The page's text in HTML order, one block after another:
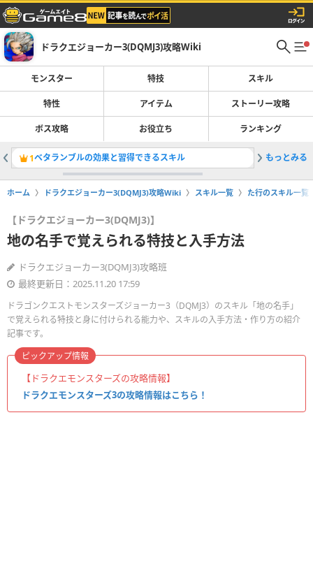
ドラクエジョーカー3(DQMJ3)攻略Wiki
モンスター 特技 スキル
特性 アイテム ストーリー攻略
ボス攻略 お役立ち ランキング
1ベタランブルの効果と習得できるスキル 2マスタ
もっとみる
ホーム ドラクエジョーカー3(DQMJ3)攻略Wiki スキル一覧 た行のスキル一覧
【ドラクエジョーカー3(DQMJ3)】
地の名手で覚えられる特技と入手方法
ドラクエジョーカー3(DQMJ3)攻略班
最終更新日：2025.11.20 17:59
ドラゴンクエストモンスターズジョーカー3（DQMJ3）のスキル「地の名手」
で覚えられる特技と身に付けられる能力や、スキルの入手方法・作り方の紹介
記事です。
【ドラクエモンスターズの攻略情報】
ドラクエモンスターズ3の攻略情報はこちら！
ピックアップ情報